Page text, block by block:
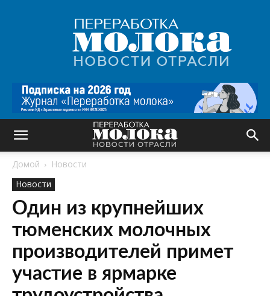
Переработка
молока
|
Новости
Домой
Новости
Новости
Один из крупнейших
тюменских молочных
производителей примет
участие в ярмарке